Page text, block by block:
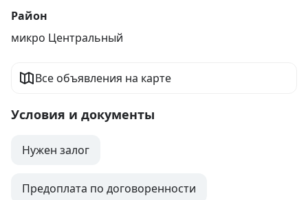
Район
микро Центральный
Все объявления на карте
Условия и документы
Нужен залог
Предоплата по договоренности